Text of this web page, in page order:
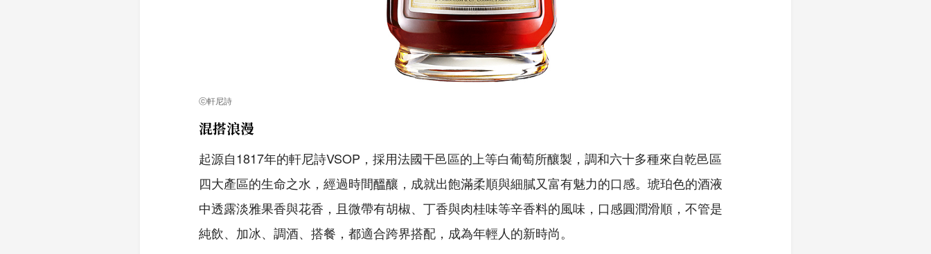
ⓒ軒尼詩
混搭浪漫
起源自1817年的軒尼詩VSOP，採用法國干邑區的上等白葡萄所釀製，調和六十多種來自乾邑區
四大產區的生命之水，經過時間醞釀，成就出飽滿柔順與細膩又富有魅力的口感。琥珀色的酒液
中透露淡雅果香與花香，且微帶有胡椒、丁香與肉桂味等辛香料的風味，口感圓潤滑順，不管是
純飲、加冰、調酒、搭餐，都適合跨界搭配，成為年輕人的新時尚。